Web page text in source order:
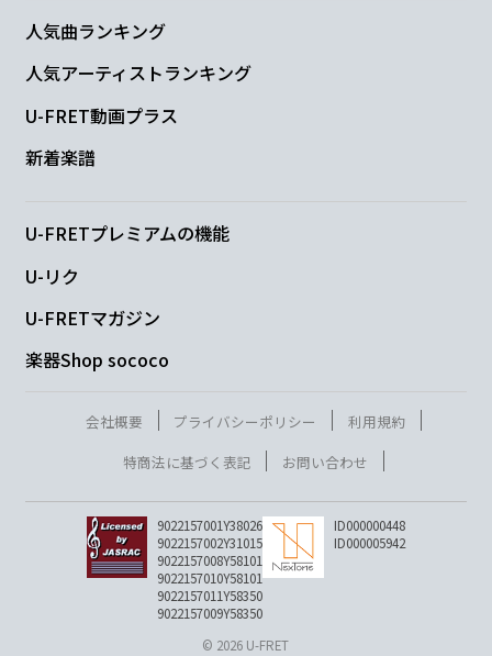
Dm
E7 Am A7
E Am
Am Dm
はいる
G
の あな
人気曲ランキング
人気アーティストランキング
U-FRET動画プラス
新着楽譜
U-FRETプレミアムの機能
U-リク
U-FRETマガジン
楽器Shop sococo
会社概要 プライバシーポリシー
利用規約
特商法に基づく表記
お問い合わせ
9022157001Y38026
9022157002Y31015
9022157008Y58101
9022157010Y58101
9022157011Y58350
9022157009Y58350
ID000000448
ID000005942
© 2026 U-FRET